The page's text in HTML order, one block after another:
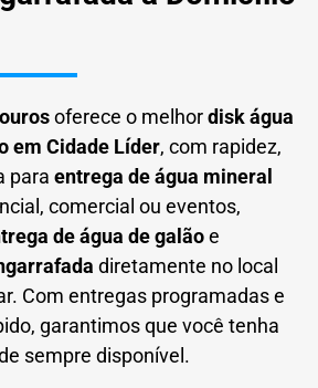
oferece o melhordisk água
em Cidade Líder, com rapidez,
para entrega de água mineral
comercial ou eventos,
de água de galãoe
diretamente no local
Com entregas programadas e
garantimos que você tenha
sempre disponível.